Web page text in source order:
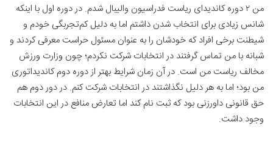
من ۲ دوره کاندیدای ریاست فدراسیون والیبال شدم. در دوره اول با اینکه
شانس زیادی برای انتخاب شدن داشتم اما به دلیل کم‌تجربگی خودم و
شیطنت برخی افراد که خودشان را به عنوان مسئول حراست معرفی کردند و
شبانه با من تماس گرفتند در انتخابات شرکت نکردم؛ چون وزارت ورزش
مخالف ریاست من است. در آن زمان شرایط بهتر از دوره دوم کاندیداتوری‌
من بود؛ اما به هر دلیل نگذاشتند در انتخابات شرکت کنم. در دور دوم هم
حق قانونی داورزنی بود که ثبت نام کند اما تعارض منافع در این انتخابات
وجود داشت.